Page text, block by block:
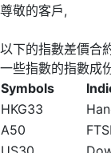
尊敬的客戶,
以下的指數差價合
一些指數的指數成
Symbols
HKG33
A50